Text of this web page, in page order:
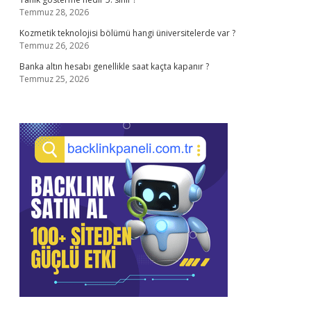
Temmuz 28, 2026
Kozmetik teknolojisi bölümü hangi üniversitelerde var ?
Temmuz 26, 2026
Banka altın hesabı genellikle saat kaçta kapanır ?
Temmuz 25, 2026